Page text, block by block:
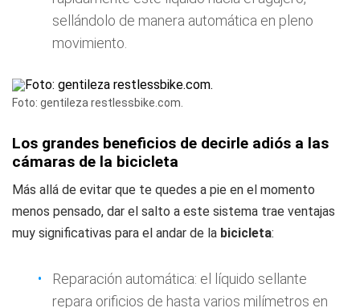
sellándolo de manera automática en pleno
movimiento.
Foto: gentileza restlessbike.com.
Los grandes beneficios de decirle adiós a las
cámaras de la bicicleta
Más allá de evitar que te quedes a pie en el momento
menos pensado, dar el salto a este sistema trae ventajas
muy significativas para el andar de la bicicleta:
Reparación automática: el líquido sellante
repara orificios de hasta varios milímetros en